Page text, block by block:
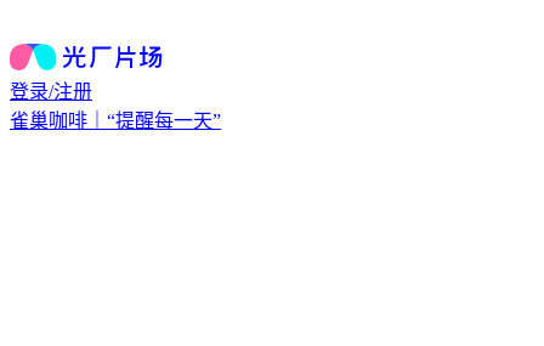
登录/注册
雀巢咖啡｜“提醒每一天”